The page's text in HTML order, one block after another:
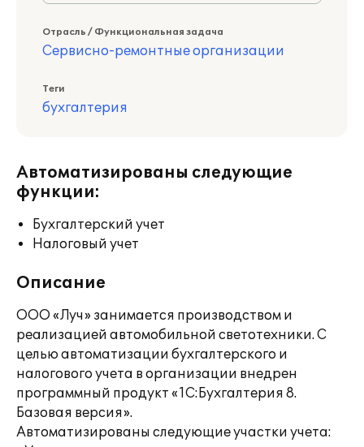
Отрасль / Функциональная задача
Сервисно-ремонтные организации
Теги
бухгалтерия
Автоматизированы следующие
функции:
Бухгалтерский учет
Налоговый учет
Описание
ООО «Луч» занимается производством и
реализацией автомобильной светотехники. С
целью автоматизации бухгалтерского и
налогового учета в организации внедрен
программный продукт «1С:Бухгалтерия 8.
Базовая версия».
Автоматизированы следующие участки учета: